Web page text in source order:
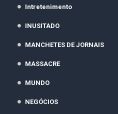
Intretenimento
INUSITADO
MANCHETES DE JORNAIS
MASSACRE
MUNDO
NEGÓCIOS